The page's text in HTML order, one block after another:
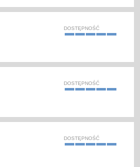
DOSTĘPNOŚĆ
DOSTĘPNOŚĆ
DOSTĘPNOŚĆ